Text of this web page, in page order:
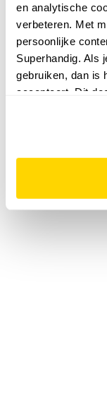
en analytische
verbeteren. Met
persoonlijke
Superhandig. Als
gebruiken, dan is
accepteert. Dit
website niet